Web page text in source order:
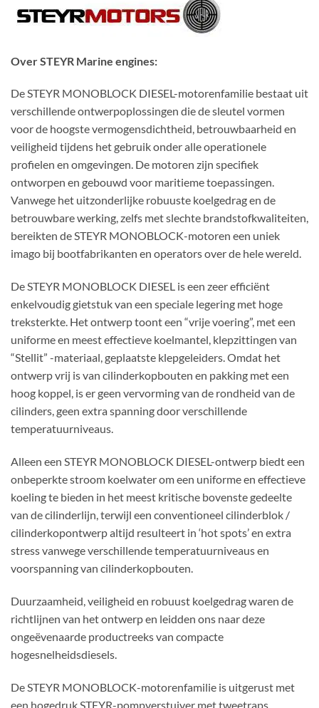
Over STEYR Marine engines:
De STEYR MONOBLOCK DIESEL-motorenfamilie bestaat uit
verschillende ontwerpoplossingen die de sleutel vormen
voor de hoogste vermogensdichtheid, betrouwbaarheid en
veiligheid tijdens het gebruik onder alle operationele
profielen en omgevingen. De motoren zijn specifiek
ontworpen en gebouwd voor maritieme toepassingen.
Vanwege het uitzonderlijke robuuste koelgedrag en de
betrouwbare werking, zelfs met slechte brandstofkwaliteiten,
bereikten de STEYR MONOBLOCK-motoren een uniek
imago bij bootfabrikanten en operators over de hele wereld.
De STEYR MONOBLOCK DIESEL is een zeer efficiënt
enkelvoudig gietstuk van een speciale legering met hoge
treksterkte. Het ontwerp toont een “vrije voering”, met een
uniforme en meest effectieve koelmantel, klepzittingen van
“Stellit” -materiaal, geplaatste klepgeleiders. Omdat het
ontwerp vrij is van cilinderkopbouten en pakking met een
hoog koppel, is er geen vervorming van de rondheid van de
cilinders, geen extra spanning door verschillende
temperatuurniveaus.
Alleen een STEYR MONOBLOCK DIESEL-ontwerp biedt een
onbeperkte stroom koelwater om een ​​uniforme en effectieve
koeling te bieden in het meest kritische bovenste gedeelte
van de cilinderlijn, terwijl een conventioneel cilinderblok /
cilinderkopontwerp altijd resulteert in ‘hot spots’ en extra
stress vanwege verschillende temperatuurniveaus en
voorspanning van cilinderkopbouten.
Duurzaamheid, veiligheid en robuust koelgedrag waren de
richtlijnen van het ontwerp en leidden ons naar deze
ongeëvenaarde productreeks van compacte
hogesnelheidsdiesels.
De STEYR MONOBLOCK-motorenfamilie is uitgerust met
een hogedruk STEYR-pompverstuiver met tweetraps